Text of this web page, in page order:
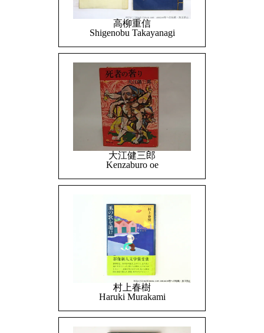
高柳重信
Shigenobu Takayanagi
大江健三郎
Kenzaburo oe
村上春樹
Haruki Murakami